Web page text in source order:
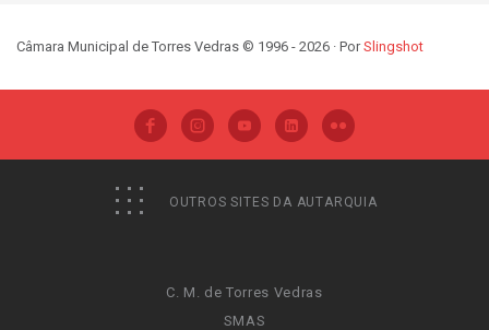
Câmara Municipal de Torres Vedras © 1996 - 2026 · PorSlingshot
OUTROS SITES DA AUTARQUIA
C. M. de Torres Vedras
SMAS